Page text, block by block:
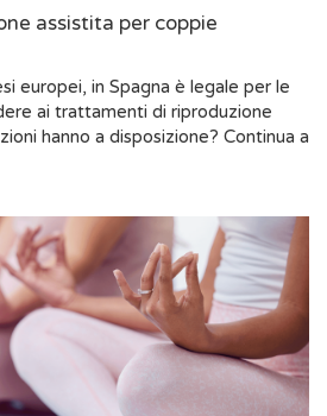
assistita per coppie
europei, in Spagna è legale per le
ai trattamenti di riproduzione
hanno a disposizione? Continua a